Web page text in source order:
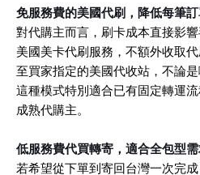
免服務費的美國代刷，降低每筆
對代購主而言，刷卡成本直接影
美國美卡代刷服務，不額外收取
至買家指定的美國代收站，不論是
這種模式特別適合已有固定轉運
成熟代購主。
低服務費代買轉寄，適合全包型
若希望從下單到寄回台灣一次完